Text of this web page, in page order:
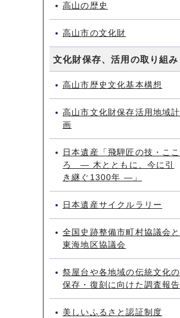
高山の歴史
高山市の文化財
文化財保存、活用の取り組み
高山市歴史文化基本構想
高山市文化財保存活用地域計
画
日本遺産「飛騨匠の技・ここ
ろ ― 木とともに、今に引
き継ぐ1300年 ―」
日本遺産サイクルラリー
全国史跡整備市町村協議会と
東海地区協議会
祭屋台や各地域の伝統文化の
保存・復刻に向けた調査報告
美しいふるさと認証制度